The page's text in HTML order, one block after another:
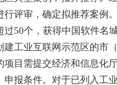
行评审，确定拟推荐案例
过50个，获得中国软件名
建工业互联网示范区的市
项目需提交经济和信息化
申报条件。对于已列入工